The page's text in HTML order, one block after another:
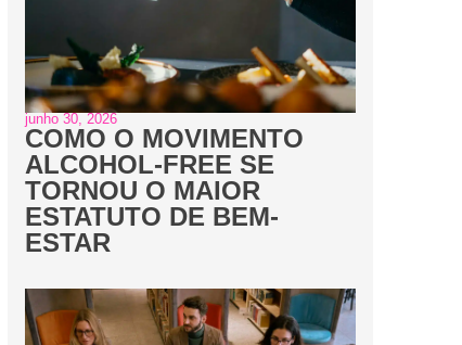
junho 30, 2026
COMO O MOVIMENTO
ALCOHOL-FREE SE
TORNOU O MAIOR
ESTATUTO DE BEM-
ESTAR